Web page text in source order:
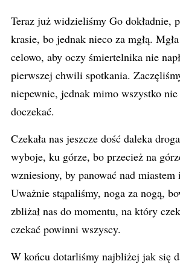
Teraz już widzieliśmy Go dokładnie,
krasie, bo jednak nieco za mgłą.
celowo, aby oczy śmiertelnika nie
pierwszej chwili spotkania.
niepewnie, jednak mimo wszystko
doczekać.
Czekała nas jeszcze dość daleka
wyboje, ku górze, bo przecież na
wzniesiony, by panować nad
Uważnie stąpaliśmy, noga za nogą,
zbliżał nas do momentu, na który
czekać powinni wszyscy.
W końcu dotarliśmy najbliżej jak się